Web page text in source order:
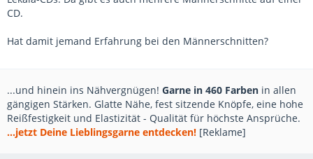
CD.
Hat damit jemand Erfahrung bei den Männerschnitten?
...und hinein ins Nähvergnügen! Garne in 460 Farben in allen
gängigen Stärken. Glatte Nähe, fest sitzende Knöpfe, eine hohe
Reißfestigkeit und Elastizität - Qualität für höchste Ansprüche.
...jetzt Deine Lieblingsgarne entdecken! [Reklame]